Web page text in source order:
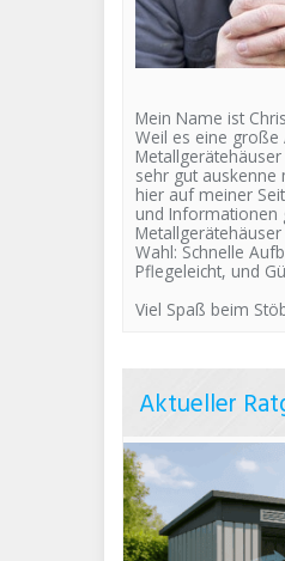
Mein Name ist
Weil es eine große
sehr gut auskenne
hier auf meiner
und Informationen
Wahl: Schnelle
Pflegeleicht, und
Viel Spaß beim
Aktueller